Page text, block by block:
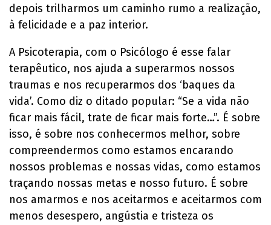
depois trilharmos um caminho rumo a realização,
à felicidade e a paz interior.
A Psicoterapia, com o Psicólogo é esse falar
terapêutico, nos ajuda a superarmos nossos
traumas e nos recuperarmos dos ‘baques da
vida’. Como diz o ditado popular: “Se a vida não
ficar mais fácil, trate de ficar mais forte…”. É sobre
isso, é sobre nos conhecermos melhor, sobre
compreendermos como estamos encarando
nossos problemas e nossas vidas, como estamos
traçando nossas metas e nosso futuro. É sobre
nos amarmos e nos aceitarmos e aceitarmos com
menos desespero, angústia e tristeza os